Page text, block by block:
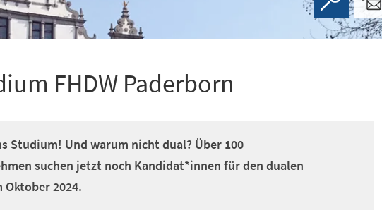
FHDW Pa­der­born
Studium! Und warum nicht dual? Über 100
suchen jetzt noch Kandidat*innen für den dualen
2024.